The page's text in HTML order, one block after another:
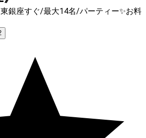
銀座すぐ/最大14名/パーティー✨お料